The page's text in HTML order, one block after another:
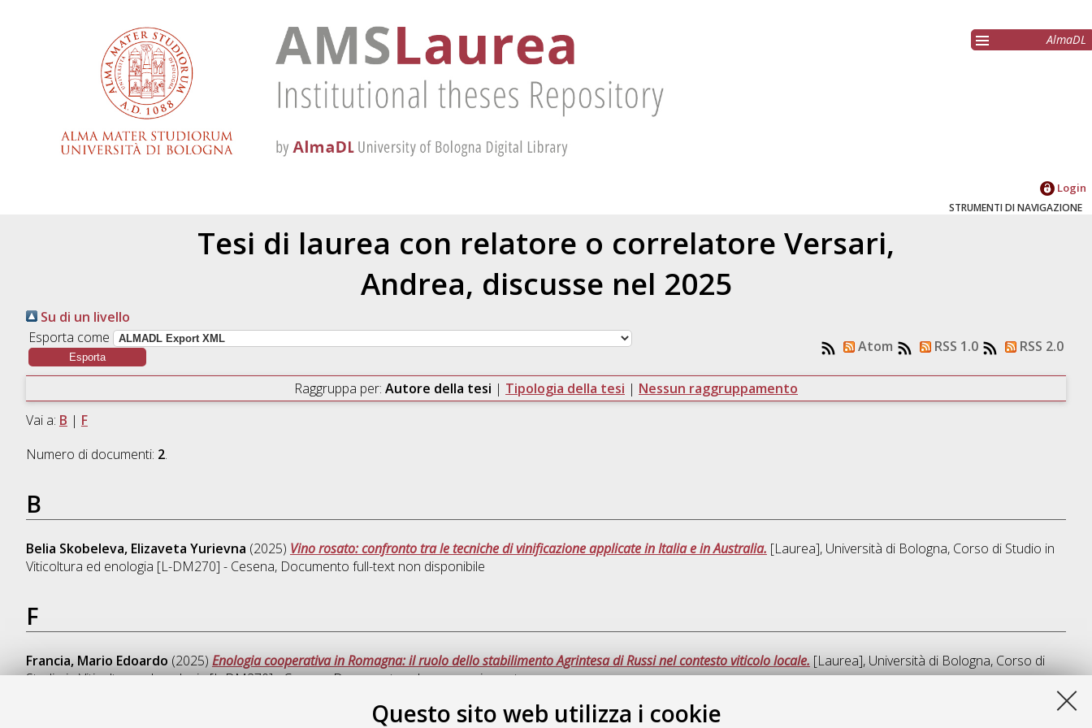
Questo sito web utilizza i cookie
AlmaDL
Login
STRUMENTI DI NAVIGAZIONE
Tesi di laurea con relatore o correlatore Versari,
Andrea, discusse nel 2025
Su di un livello
Esporta come
Atom RSS 1.0 RSS 2.0
Raggruppa per: Autore della tesi | Tipologia della tesi | Nessun raggruppamento
Vai a: B | F
Numero di documenti: 2.
B
Belia Skobeleva, Elizaveta Yurievna (2025) Vino rosato: confronto tra le tecniche di vinificazione applicate in Italia e in Australia. [Laurea], Università di Bologna, Corso di Studio in
Viticoltura ed enologia [L-DM270] - Cesena, Documento full-text non disponibile
F
Francia, Mario Edoardo (2025) Enologia cooperativa in Romagna: il ruolo dello stabilimento Agrintesa di Russi nel contesto viticolo locale. [Laurea], Università di Bologna, Corso di
Studio inViticoltura ed enologia [L-DM270] - Cesena, Documento ad accesso riservato.
Questa lista e' stata generata il